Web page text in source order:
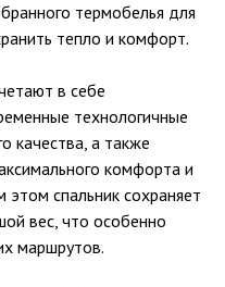
термобелья для
тепло и комфорт.
в себе
технологичные
качества, а также
комфорта и
этом спальник сохраняет
вес, что особенно
маршрутов.